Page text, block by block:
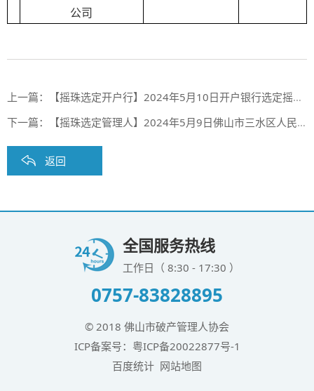
公司
上一篇：
【摇珠选定开户行】2024年5月10日开户银行选定摇珠结果（第二期合作银行第12期摇珠会）
下一篇：
【摇珠选定管理人】2024年5月9日佛山市三水区人民法院、佛山市顺德区人民法院摇珠选定管理人结果
返回
全国服务热线
工作日（ 8:30 - 17:30 ）
0757-83828895
© 2018 佛山市破产管理人协会
ICP备案号： 粤ICP备20022877号-1
百度统计 网站地图